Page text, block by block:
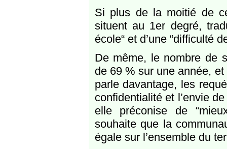
Si plus de la moitié de
situent au 1er degré,
école“ et d’une “difficulté
De même, le nombre de
de 69 % sur une année,
parle davantage, les
confidentialité et l’envie
elle préconise de
souhaite que la
égale sur l’ensemble du